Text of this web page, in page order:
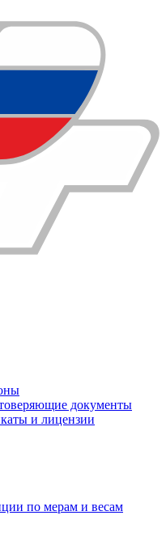
документы
и лицензии
по мерам и весам